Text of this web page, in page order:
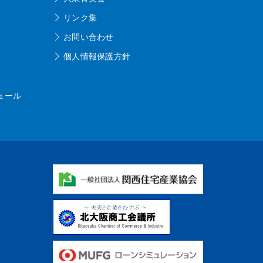
ール
リンク集
お問い合わせ
個人情報保護方針